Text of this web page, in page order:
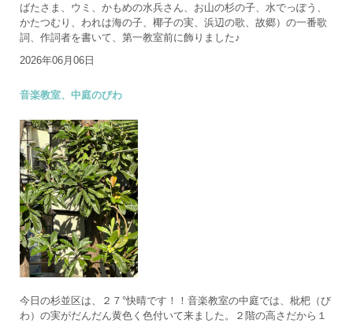
ばたさま、ウミ、かもめの水兵さん、お山の杉の子、水でっぽう、
かたつむり、われは海の子、椰子の実、浜辺の歌、故郷）の一番歌
詞、作詞者を書いて、第一教室前に飾りました♪
2026年06月06日
音楽教室、中庭のびわ
今日の杉並区は、２７°快晴です！！音楽教室の中庭では、枇杷（び
わ）の実がだんだん黄色く色付いて来ました。２階の高さだから１